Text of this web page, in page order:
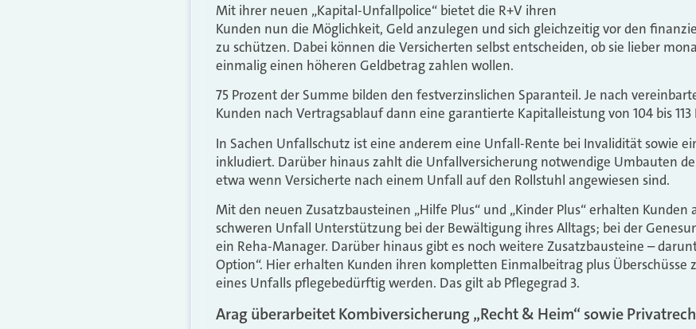
Mit ihrer neuen „Kapital-Unfallpolice“ bietet die R+V ihren
Kunden nun die Möglichkeit, Geld anzulegen und sich gleichzeitig vor den
zu schützen. Dabei können die Versicherten selbst entscheiden, ob sie lieber
einmalig einen höheren Geldbetrag zahlen wollen.
75 Prozent der Summe bilden den festverzinslichen Sparanteil. Je nach
Kunden nach Vertragsablauf dann eine garantierte Kapitalleistung von 104 bis 113
In Sachen Unfallschutz ist eine anderem eine Unfall-Rente bei Invalidität sowie
inkludiert. Darüber hinaus zahlt die Unfallversicherung notwendige Umbauten
etwa wenn Versicherte nach einem Unfall auf den Rollstuhl angewiesen sind.
Mit den neuen Zusatzbausteinen „Hilfe Plus“ und „Kinder Plus“ erhalten
schweren Unfall Unterstützung bei der Bewältigung ihres Alltags; bei der
ein Reha-Manager. Darüber hinaus gibt es noch weitere Zusatzbausteine –
Option“. Hier erhalten Kunden ihren kompletten Einmalbeitrag plus Überschüsse
eines Unfalls pflegebedürftig werden. Das gilt ab Pflegegrad 3.
Arag überarbeitet Kombiversicherung „Recht & Heim“ sowie